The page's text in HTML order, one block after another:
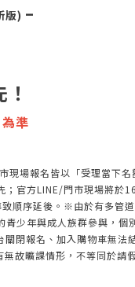
版) –
準
場報名皆以「受理當下
官方LINE/門市現場將於
順序延後。※由於有多管
少年與成人族群參與，個
閉報名、加入購物車無法
故曠課情形，不等同於請